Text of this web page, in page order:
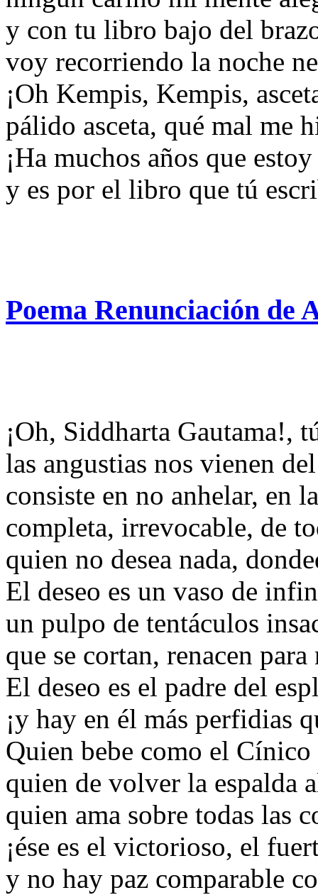
y con tu libro bajo del
voy recorriendo la noche
¡Oh Kempis, Kempis,
pálido asceta, qué mal me
¡Ha muchos años que
y es por el libro que tú
Poema Renunciación de
¡Oh, Siddharta Gautama!,
las angustias nos vienen
consiste en no anhelar, en
completa, irrevocable, de
quien no desea nada,
El deseo es un vaso de
un pulpo de tentáculos
que se cortan, renacen
El deseo es el padre del
¡y hay en él más perfidias
Quien bebe como el
quien de volver la espalda
quien ama sobre todas las
¡ése es el victorioso, el
y no hay paz comparable